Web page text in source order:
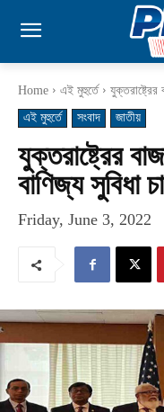
Home এই মুহুর্তে
যুক্তরাষ্ট্রের
এই মুহুর্তে
সংবাদ জাতীয়
যুক্তরাষ্ট্রের
বাণিজ্য সুবিধা
Friday, June 3, 2022